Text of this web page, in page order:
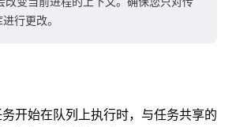
行更改。
开始在队列上执行时，与任务共享的